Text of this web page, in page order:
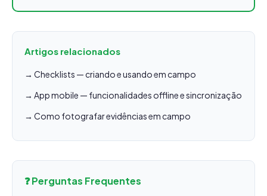
Artigos relacionados
→ Checklists — criando e usando em campo
→ App mobile — funcionalidades offline e sincronização
→ Como fotografar evidências em campo
❓ Perguntas Frequentes